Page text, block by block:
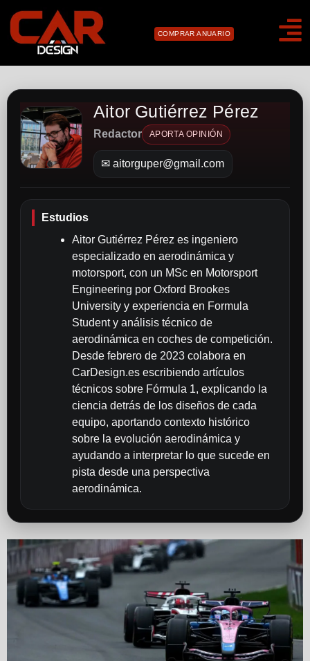
COMPRAR ANUARIO
Aitor Gutiérrez Pérez
Redactor APORTA OPINIÓN
✉ aitorguper@gmail.com
Estudios
Aitor Gutiérrez Pérez es ingeniero
especializado en aerodinámica y
motorsport, con un MSc en Motorsport
Engineering por Oxford Brookes
University y experiencia en Formula
Student y análisis técnico de
aerodinámica en coches de competición.
Desde febrero de 2023 colabora en
CarDesign.es escribiendo artículos
técnicos sobre Fórmula 1, explicando la
ciencia detrás de los diseños de cada
equipo, aportando contexto histórico
sobre la evolución aerodinámica y
ayudando a interpretar lo que sucede en
pista desde una perspectiva
aerodinámica.